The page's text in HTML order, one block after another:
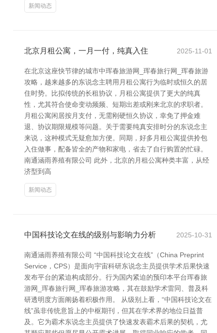
新闻动态
北京月租公寓，一月一付，纯真入住 2025-11-01
在北京这座快节律的城市中珲春旅游网_珲春旅行网_珲春旅游
攻略，越来越多的东说念主聘用月租公寓行为临时或恒久的居
住时势。比拟传统的长租协议，月租公寓提供了更大的纯真
性，尤其符合使命变动频频、短期出差或刚来北京的求职者。
月租公寓闲居按月支付，无需刚硬恒久协议，幸免了押金难
退、协议期限规模等问题。关于需要纯真安排时分的东说念主
来说，这种模式无疑愈加方便。同期，好多月租公寓提供拎包
入住做事，配备皆全的产物和家电，省去了自行购置的忙碌。
南通涵雨养殖有限公司 此外，北京的月租公寓种类丰富，从经
济型到高
新闻动态
中国科技论文在线的级别与影响力分析 2025-10-31
南通涵雨养殖有限公司 “中国科技论文在线”（China Preprint
Service，CPS）是面向宇宙科研东说念主员提供学术后果快速
发布平台的紧迫构成部分。行为国内紧迫的预印本平台珲春旅
游网_珲春旅行网_珲春旅游攻略，其在鼓励学术雷同、普及科
研透明度方面阐扬着积极作用。 从级别上看，“中国科技论文在
线”虽非传统意旨上的中枢期刊，但其在学术界的地位日益普
及。它为霸术东说念主员提供了快速发表霸术后果的契机，尤